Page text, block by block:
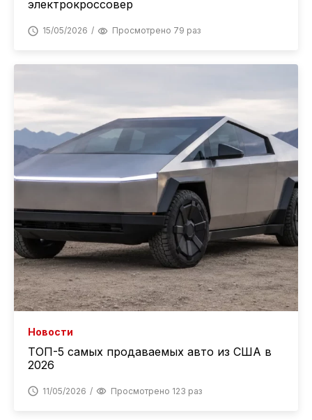
электрокроссовер
15/05/2026 Просмотрено 79 раз
Новости
ТОП-5 самых продаваемых авто из США в
2026
11/05/2026 Просмотрено 123 раз